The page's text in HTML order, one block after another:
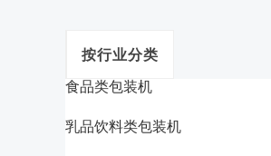
按行业分类
食品类包装机
乳品饮料类包装机